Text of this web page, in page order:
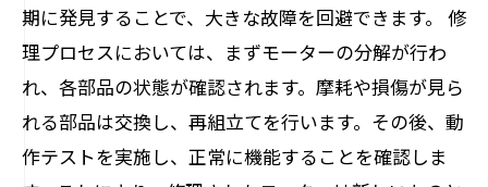
期に発見することで、大きな故障を回避できます。 修
理プロセスにおいては、まずモーターの分解が行わ
れ、各部品の状態が確認されます。摩耗や損傷が見ら
れる部品は交換し、再組立てを行います。その後、動
作テストを実施し、正常に機能することを確認しま